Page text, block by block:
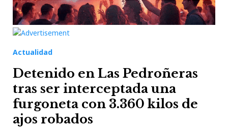
Actualidad
Detenido en Las Pedroñeras
tras ser interceptada una
furgoneta con 3.360 kilos de
ajos robados